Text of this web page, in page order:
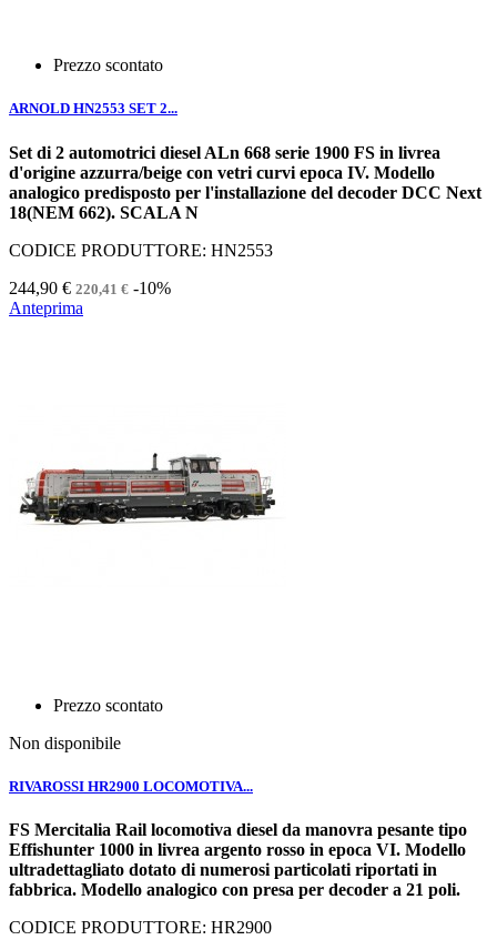
Prezzo scontato
ARNOLD HN2553 SET 2...
Set di 2 automotrici diesel ALn 668 serie 1900 FS in livrea
d'origine azzurra/beige con vetri curvi epoca IV. Modello
analogico predisposto per l'installazione del decoder DCC Next
18(NEM 662). SCALA N
CODICE PRODUTTORE: HN2553
244,90 € 220,41 € -10%
Anteprima
Prezzo scontato
Non disponibile
RIVAROSSI HR2900 LOCOMOTIVA...
FS Mercitalia Rail locomotiva diesel da manovra pesante tipo
Effishunter 1000 in livrea argento rosso in epoca VI. Modello
ultradettagliato dotato di numerosi particolati riportati in
fabbrica. Modello analogico con presa per decoder a 21 poli.
CODICE PRODUTTORE: HR2900